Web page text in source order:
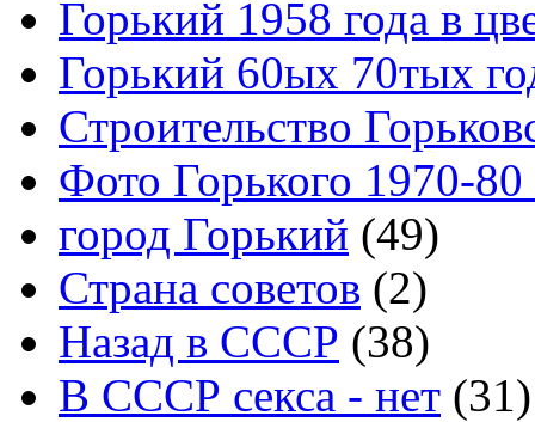
Горький 1958 года в
Горький 60ых 70тых
Строительство
Фото Горького 1970-80
город Горький (49)
Страна советов (2)
Назад в СССР (38)
В СССР секса - нет (31)